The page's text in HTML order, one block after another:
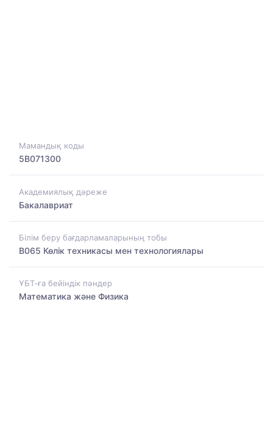
Мамандық коды
5B071300
Академиялық дәреже
Бакалавриат
Білім беру бағдарламаларының тобы
B065 Көлік техникасы мен технологиялары
ҰБТ-ға бейіндік пәндер
Математика және Физика